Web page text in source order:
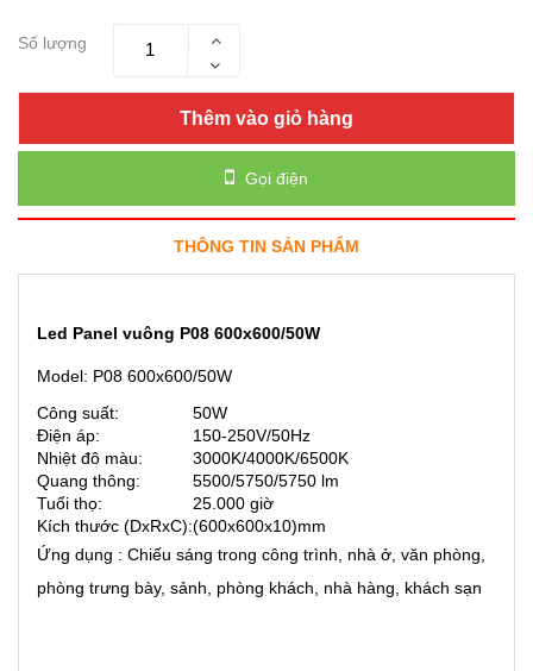
Số lượng
Thêm vào giỏ hàng
Gọi điện
THÔNG TIN SẢN PHẨM
Led Panel vuông P08 600x600/50W
Model: P08 600x600/50W
Công suất:
50W
Điện áp:
150-250V/50Hz
Nhiệt đô màu:
3000K/4000K/6500K
Quang thông:
5500/5750/5750 lm
Tuổi thọ:
25.000 giờ
Kích thước (DxRxC):(600x600x10)mm
Ứng dụng : Chiếu sáng trong công trình, nhà ở, văn phòng,
phòng trưng bày, sảnh, phòng khách, nhà hàng, khách sạn